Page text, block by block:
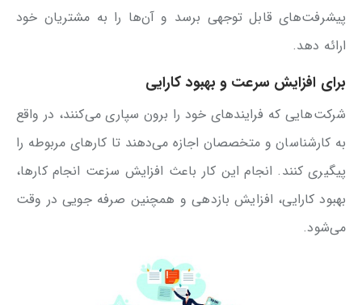
پیشرفت‌های قابل توجهی برسد و آن‌ها را به مشتریان خود
ارائه دهد.
برای افزایش سرعت و بهبود کارایی
شرکت‌هایی که فرایندهای خود را برون سپاری می‌کنند، در واقع
به کارشناسان و متخصصان اجازه می‌دهند تا کارهای مربوطه را
پیگیری کنند. انجام این کار باعث افزایش سزعت انجام کارها،
بهبود کارایی، افزایش بازدهی و همچنین صرفه جویی در وقت
می‌شود.